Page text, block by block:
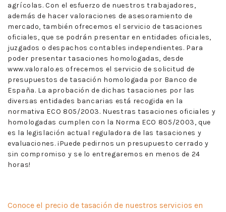
agrícolas. Con el esfuerzo de nuestros trabajadores,
además de hacer valoraciones de asesoramiento de
mercado, también ofrecemos el servicio de tasaciones
oficiales, que se podrán presentar en entidades oficiales,
juzgados o despachos contables independientes. Para
poder presentar tasaciones homologadas, desde
www.valoralo.es ofrecemos el servicio de solicitud de
presupuestos de tasación homologada por Banco de
España. La aprobación de dichas tasaciones por las
diversas entidades bancarias está recogida en la
normativa ECO 805/2003. Nuestras tasaciones oficiales y
homologadas cumplen con la Norma ECO 805/2003, que
es la legislación actual reguladora de las tasaciones y
evaluaciones. ¡Puede pedirnos un presupuesto cerrado y
sin compromiso y se lo entregaremos en menos de 24
horas!
Conoce el precio de tasación de nuestros servicios en